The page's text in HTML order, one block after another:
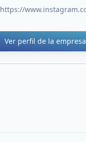
Ver perfil de la empresa